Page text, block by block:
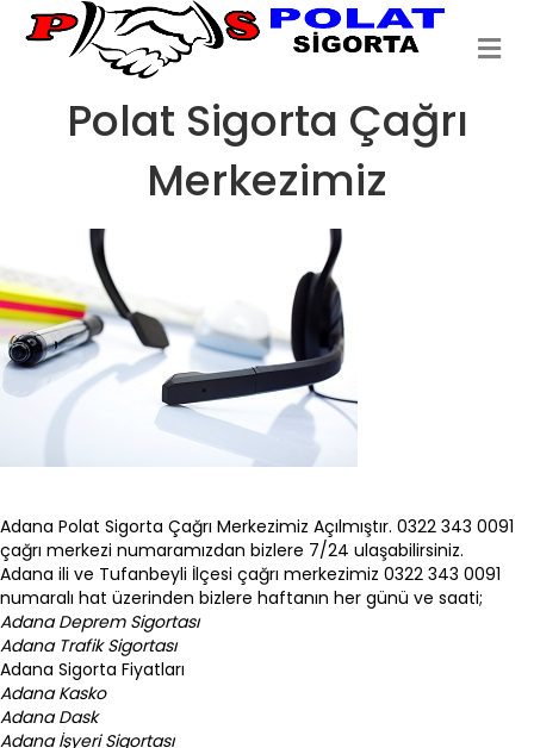
Polat Sigorta Çağrı
Merkezimiz
Adana Polat Sigorta Çağrı Merkezimiz Açılmıştır. 0322 343 0091
çağrı merkezi numaramızdan bizlere 7/24 ulaşabilirsiniz.
Adana ili ve Tufanbeyli İlçesi çağrı merkezimiz 0322 343 0091
numaralı hat üzerinden bizlere haftanın her günü ve saati;
Adana Deprem Sigortası
Adana Trafik Sigortası
Adana Sigorta Fiyatları
Adana Kasko
Adana Dask
Adana İşyeri Sigortası